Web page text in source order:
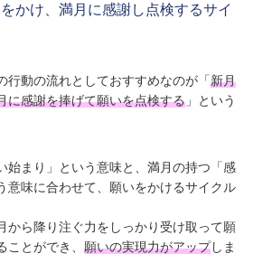
かけ、満月に感謝し点検するサイ
行動の流れとしておすすめなのが「新月
に感謝を捧げて願いを点検する 」という
始まり」という意味と、満月の持つ「感
意味に合わせて、願いをかけるサイクル
から降り注ぐ力をしっかり受け取って願
ことができ、 願いの実現力がアップしま